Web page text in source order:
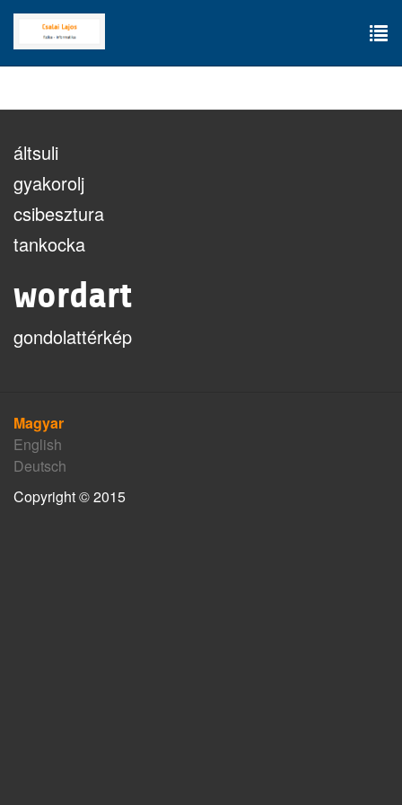
Skip
main
áltsuli
gyakorolj
csibesztura
tankocka
wordart
gondolattérkép
Magyar
English
Deutsch
Copyright © 2015